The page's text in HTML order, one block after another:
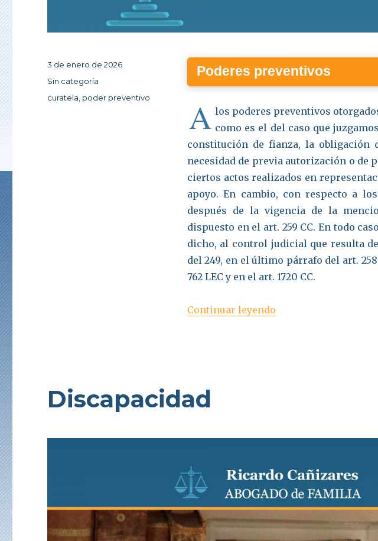
Poderes preventivos
A los poderes preventivos
como es el del caso que
constitución de fianza, la obligación
necesidad de previa autorización o
ciertos actos realizados en
apoyo. En cambio, con respecto a
después de la vigencia de la
dispuesto en el art. 259 CC. En todo
dicho, al control judicial que resulta
del 249, en el último párrafo del art. 258
762 LEC y en el art. 1720 CC.
Continuar leyendo«Curatela y
Publicado
el
3 de enero de 2026
Categorías
Sin categoría
Etiquetas
curatela, poder preventivo
Discapacidad